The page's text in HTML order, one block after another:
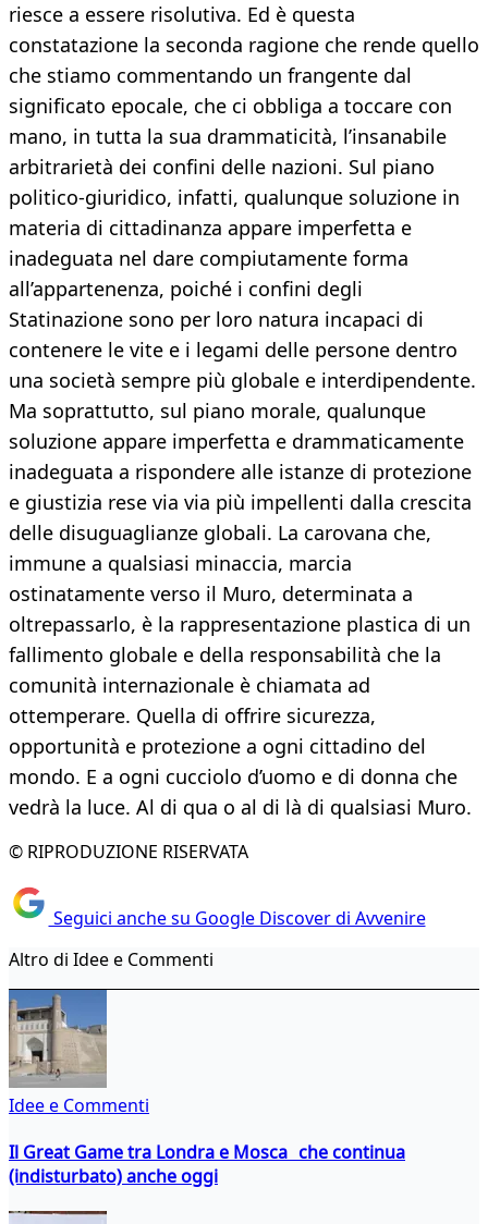
riesce a essere risolutiva. Ed è questa
constatazione la seconda ragione che rende quello
che stiamo commentando un frangente dal
significato epocale, che ci obbliga a toccare con
mano, in tutta la sua drammaticità, l’insanabile
arbitrarietà dei confini delle nazioni. Sul piano
politico-giuridico, infatti, qualunque soluzione in
materia di cittadinanza appare imperfetta e
inadeguata nel dare compiutamente forma
all’appartenenza, poiché i confini degli
Statinazione sono per loro natura incapaci di
contenere le vite e i legami delle persone dentro
una società sempre più globale e interdipendente.
Ma soprattutto, sul piano morale, qualunque
soluzione appare imperfetta e drammaticamente
inadeguata a rispondere alle istanze di protezione
e giustizia rese via via più impellenti dalla crescita
delle disuguaglianze globali. La carovana che,
immune a qualsiasi minaccia, marcia
ostinatamente verso il Muro, determinata a
oltrepassarlo, è la rappresentazione plastica di un
fallimento globale e della responsabilità che la
comunità internazionale è chiamata ad
ottemperare. Quella di offrire sicurezza,
opportunità e protezione a ogni cittadino del
mondo. E a ogni cucciolo d’uomo e di donna che
vedrà la luce. Al di qua o al di là di qualsiasi Muro.
© RIPRODUZIONE RISERVATA
Seguici anche su Google Discover di Avvenire
Altro di Idee e Commenti
Idee e Commenti
Il Great Game tra Londra e Mosca che continua
(indisturbato) anche oggi